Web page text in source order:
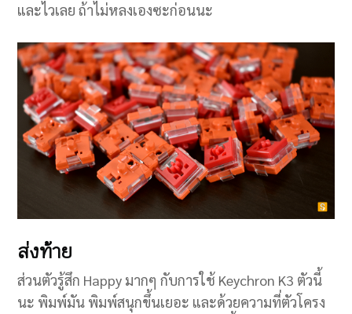
และไวเลย ถ้าไม่หลงเองซะก่อนนะ
ส่งท้าย
ส่วนตัวรู้สึก Happy มากๆ กับการใช้ Keychron K3 ตัวนี้
นะ พิมพ์มัน พิมพ์สนุกขึ้นเยอะ และด้วยความที่ตัวโครง